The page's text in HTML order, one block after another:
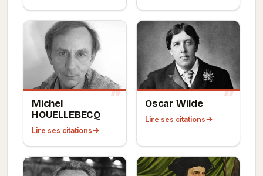
Michel
HOUELLEBECQ
Lire ses citations
Oscar Wilde
Lire ses citations